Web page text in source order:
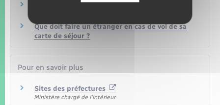
Que doit faire un étranger en cas de perte de
Que doit faire un étranger en cas de vol de sa
carte de séjour ?
Pour en savoir plus
Sites des préfectures
Ministère chargé de l'intérieur